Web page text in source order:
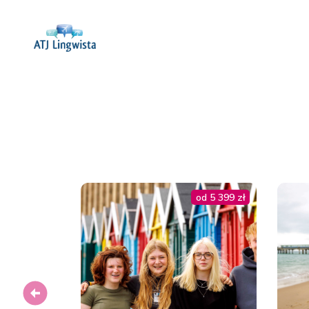
od 5 399 zł
Previous